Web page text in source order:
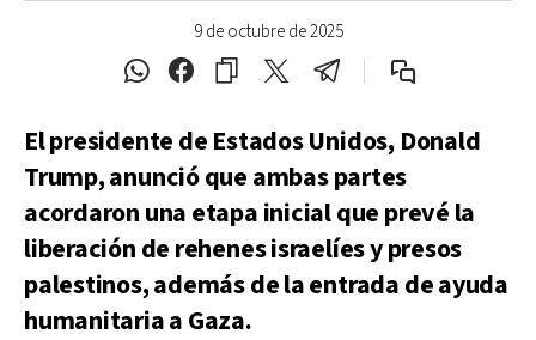
9 de octubre de 2025
El presidente de Estados Unidos, Donald
Trump, anunció que ambas partes
acordaron una etapa inicial que prevé la
liberación de rehenes israelíes y presos
palestinos, además de la entrada de ayuda
humanitaria a Gaza.